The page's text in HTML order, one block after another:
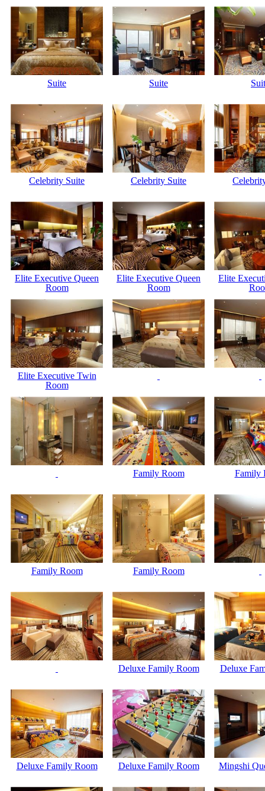
Suite Suite
Celebrity Suite Celebrity Suite
Elite Executive Queen
Room
Elite Executive Queen
Room
Elite
Elite Executive Twin
Room
Family Room Family
Family Room Family Room
Deluxe Family Room Deluxe
Deluxe Family Room Deluxe Family Room Mingshi